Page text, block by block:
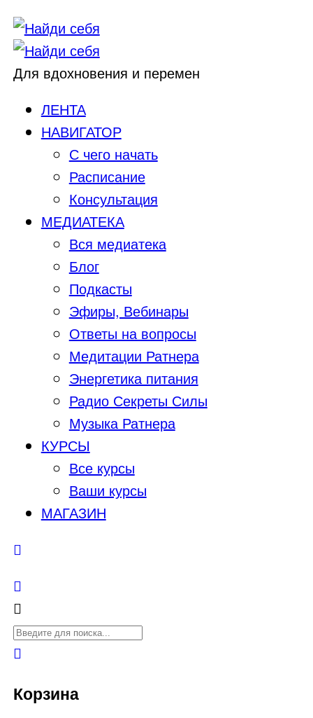
Для вдохновения и перемен
ЛЕНТА
НАВИГАТОР
С чего начать
Расписание
Консультация
МЕДИАТЕКА
Вся медиатека
Блог
Подкасты
Эфиры, Вебинары
Ответы на вопросы
Медитации Ратнера
Энергетика питания
Радио Секреты Силы
Музыка Ратнера
КУРСЫ
Все курсы
Ваши курсы
МАГАЗИН
Корзина